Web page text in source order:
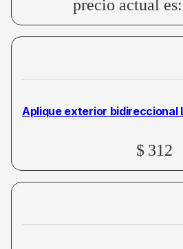
precio actual
Aplique exterior bidireccional
$ 312